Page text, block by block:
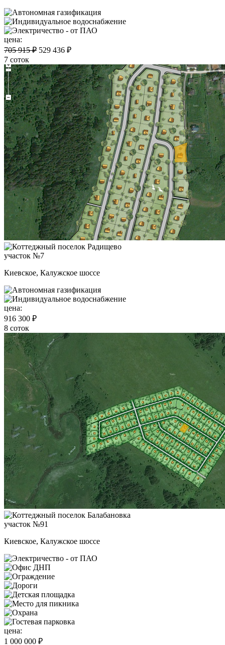
цена:
705 915 ₽ 529 436 ₽
7 соток
участок №7
Киевское, Калужское шоссе
цена:
916 300 ₽
8 соток
участок №91
Киевское, Калужское шоссе
цена:
1 000 000 ₽